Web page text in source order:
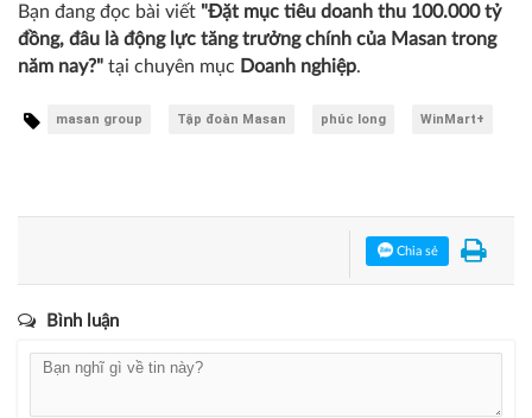
Bạn đang đọc bài viết "Đặt mục tiêu doanh thu 100.000 tỷ
đồng, đâu là động lực tăng trưởng chính của Masan trong
năm nay?" tại chuyên mục Doanh nghiệp.
masan group Tập đoàn Masan phúc long WinMart+
Chia sẻ
Bình luận